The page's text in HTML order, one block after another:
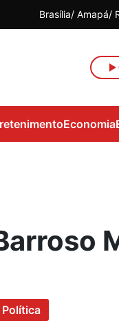
Brasília Amapá
Economia
Política